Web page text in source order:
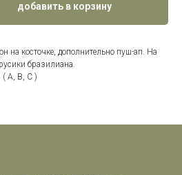
добавить в корзину
на косточке, дополнительно пуш-ап. На
бразилиана.
( A, B, С )